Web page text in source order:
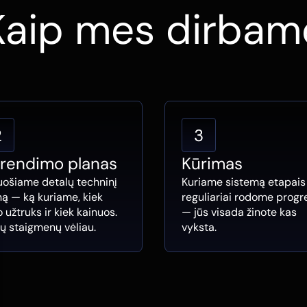
mes
planas
detalų techninį
— ką kuriame, kiek
užtruks ir kiek kainuos.
staigmenų vėliau.
3
Kūrimas
Kuriame sistemą
reguliariai rodome
— jūs visada žinote kas
vyksta.